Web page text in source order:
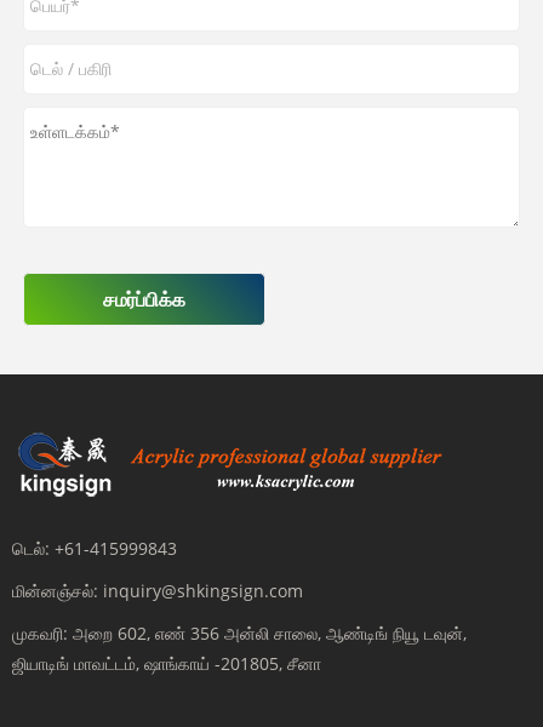
சமர்ப்பிக்க
டெல்: +61-415999843
மின்னஞ்சல்: inquiry@shkingsign.com
முகவரி: அறை 602, எண் 356 அன்லி சாலை, ஆண்டிங் நியூ டவுன்,
ஜியாடிங் மாவட்டம், ஷாங்காய் -201805, சீனா